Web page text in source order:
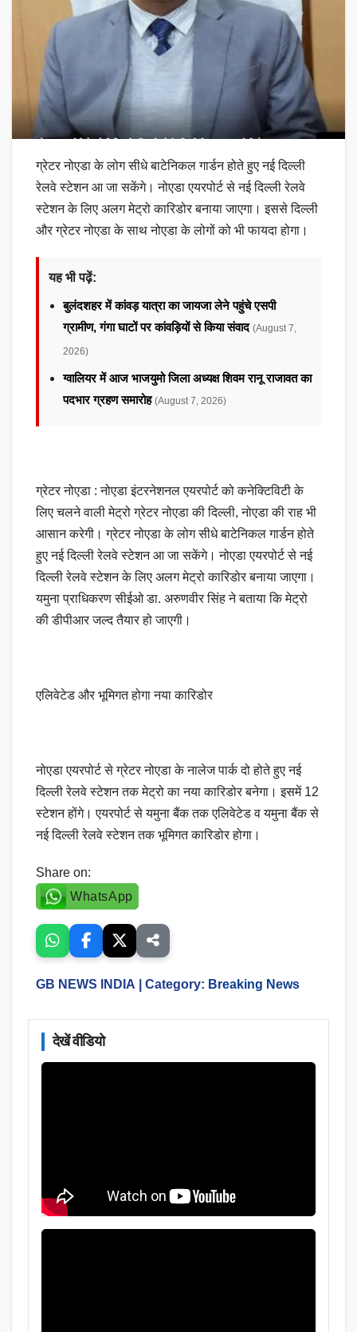
ग्रेटर नोएडा के लोग सीधे बाटेनिकल गार्डन होते हुए नई दिल्ली
रेलवे स्टेशन आ जा सकेंगे। नोएडा एयरपोर्ट से नई दिल्ली रेलवे
स्टेशन के लिए अलग मेट्रो कारिडोर बनाया जाएगा। इससे दिल्ली
और ग्रेटर नोएडा के साथ नोएडा के लोगों को भी फायदा होगा।
यह भी पढ़ें:
बुलंदशहर में कांवड़ यात्रा का जायजा लेने पहुंचे एसपी
ग्रामीण, गंगा घाटों पर कांवड़ियों से किया संवाद (August 7,
2026)
ग्वालियर में आज भाजयुमो जिला अध्यक्ष शिवम रानू राजावत का
पदभार ग्रहण समारोह (August 7, 2026)
ग्रेटर नोएडा : नोएडा इंटरनेशनल एयरपोर्ट को कनेक्टिविटी के
लिए चलने वाली मेट्रो ग्रेटर नोएडा की दिल्ली, नोएडा की राह भी
आसान करेगी। ग्रेटर नोएडा के लोग सीधे बाटेनिकल गार्डन होते
हुए नई दिल्ली रेलवे स्टेशन आ जा सकेंगे। नोएडा एयरपोर्ट से नई
दिल्ली रेलवे स्टेशन के लिए अलग मेट्रो कारिडोर बनाया जाएगा।
यमुना प्राधिकरण सीईओ डा. अरुणवीर सिंह ने बताया कि मेट्रो
की डीपीआर जल्द तैयार हो जाएगी।
एलिवेटेड और भूमिगत होगा नया कारिडोर
नोएडा एयरपोर्ट से ग्रेटर नोएडा के नालेज पार्क दो होते हुए नई
दिल्ली रेलवे स्टेशन तक मेट्रो का नया कारिडोर बनेगा। इसमें 12
स्टेशन होंगे। एयरपोर्ट से यमुना बैंक तक एलिवेटेड व यमुना बैंक से
नई दिल्ली रेलवे स्टेशन तक भूमिगत कारिडोर होगा।
Share on:
WhatsApp
GB NEWS INDIA | Category: Breaking News
देखें वीडियो